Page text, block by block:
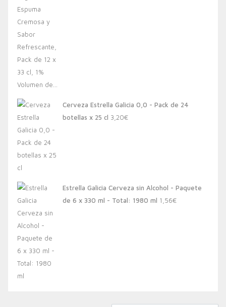
Cerveza Estrella Galicia 0,0 - Pack de 24
botellas x 25 cl 3,20€
Estrella Galicia Cerveza sin Alcohol - Paquete
de 6 x 330 ml - Total: 1980 ml 1,56€